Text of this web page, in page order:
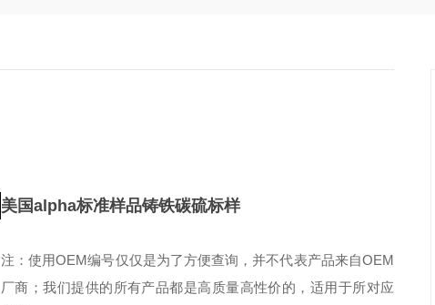
美国alpha标准样品铸铁碳硫标样
注：使用OEM编号仅仅是为了方便查询，并不代表产品来自OEM
厂商；我们提供的所有产品都是高质量高性价的，适用于所对应